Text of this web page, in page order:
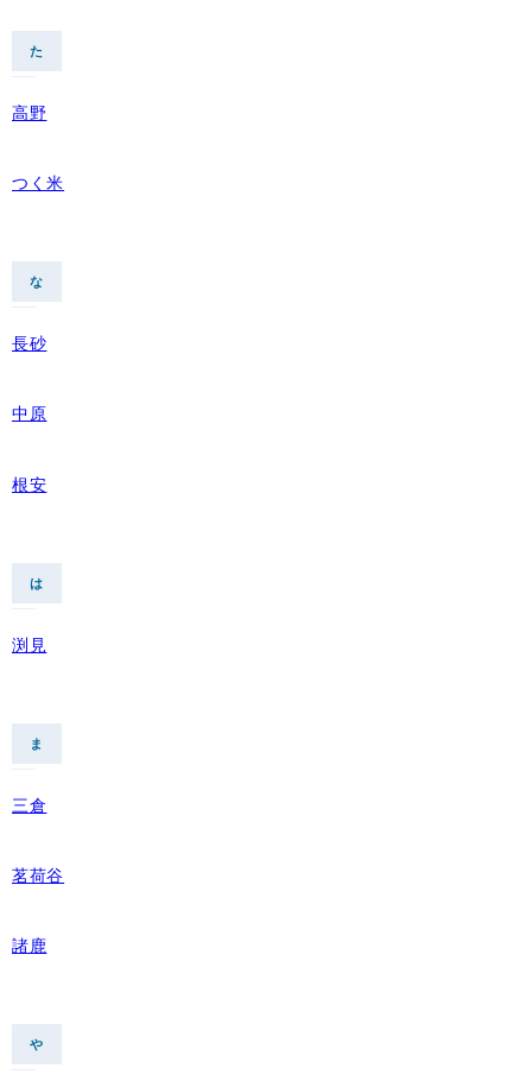
た
高野
つく米
な
長砂
中原
根安
は
渕見
ま
三倉
茗荷谷
諸鹿
や